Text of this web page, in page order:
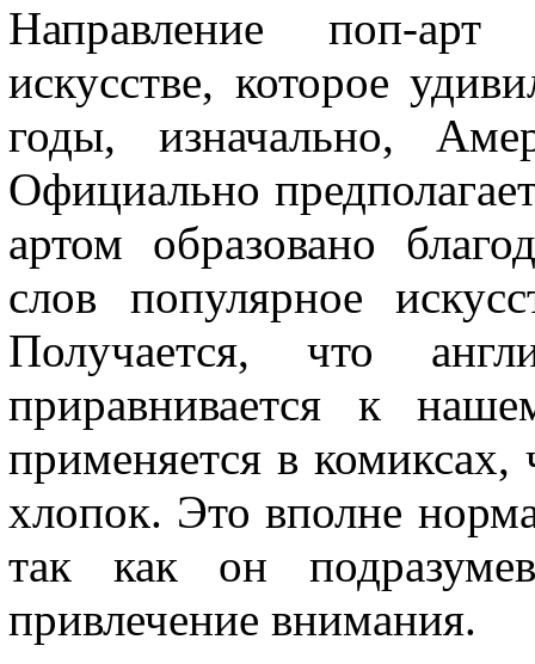
Направление поп-арт
искусстве, которое
годы, изначально,
Официально
артом образовано
слов популярное
Получается, что
приравнивается к
применяется в
хлопок. Это вполне
так как он
привлечение внимания.